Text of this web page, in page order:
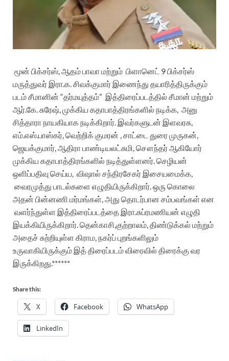
மூன் பிக்சர்ஸ், ஆதம் பாவா மற்றும் பிளானெட் 9 பிக்சர்ஸ்
மருத்துவர் இரா.க. சிவக்குமார் இணைந்து தயாரித்திருக்கும்
படம் சீமானின் “தர்மயுத்தம்” இத்திரைப்படத்தில் சீமான் மற்றும்
ஆர்.கே. சுரேஷ், முக்கிய கதாபாத்திரங்களில் நடிக்க, அனு
சித்தாரா நாயகியாகநடிக்கிறார். இவர்களுடன் இளவரசு,
எம்.எஸ்.பாஸ்கர், வெற்றிக் குமரன் , சாட்டை துரை முருகன்,
ஜெயக்குமார், ஆதிரா பாண்டியலட்சுமி, சௌந்தர் ஆகியோர்
முக்கிய கதாபாத்திரங்களில் நடித்துள்ளனர்.செழியன்
ஒளிப்பதிவு செய்ய, விஷால் சந்திரசேகர் இசையமைக்க,
வைரமுத்து பாடல்களை எழுதியிருக்கிறார்.ஒரு கொலை
அதன் பின்னணி மர்மங்கள், அது தொடர்பான சம்பவங்கள் என
வளர்ந்துள்ள இத்திரைப்படத்தை இரா.சுப்ரமணியன் எழுதி
இயக்கியிருக்கிறார்.தென்காசி,குற்றாலம்,திண்டுக்கல் மற்றும்
அதைச் சுற்றியுள்ள கிராம, நகர்ப் புறங்களிலும்
உருவாகியிருக்கும் இத் திரைப்படம் விரைவில் திரைக்கு வர
இருக்கிறது.******
Share this:
X Facebook WhatsApp
LinkedIn